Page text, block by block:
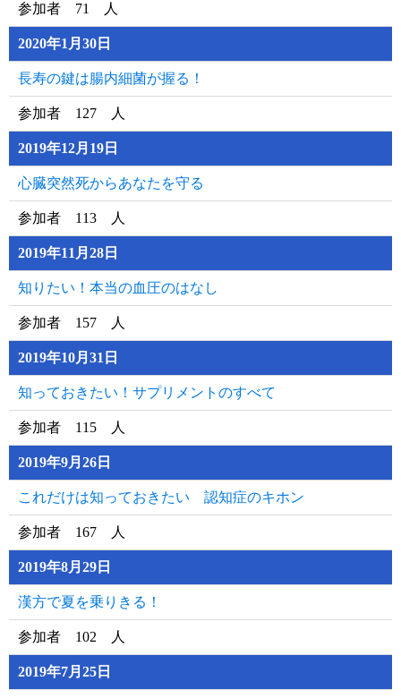
参加者 71 人
2020年1月30日
長寿の鍵は腸内細菌が握る！
参加者 127 人
2019年12月19日
心臓突然死からあなたを守る
参加者 113 人
2019年11月28日
知りたい！本当の血圧のはなし
参加者 157 人
2019年10月31日
知っておきたい！サプリメントのすべて
参加者 115 人
2019年9月26日
これだけは知っておきたい 認知症のキホン
参加者 167 人
2019年8月29日
漢方で夏を乗りきる！
参加者 102 人
2019年7月25日